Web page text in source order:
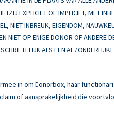
EXPLICIET OF IMPLICIET, MET
NIET-INBREUK, EIGENDOM,
NIET OP ENIGE DONOR OF ANDERE
ALS EEN
in om Donorbox, haar
of aansprakelijkheid die